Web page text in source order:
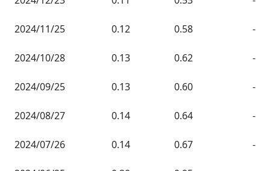
2024/11/25 0.12 0.58 -
2024/10/28 0.13 0.62 -
2024/09/25 0.13 0.60 -
2024/08/27 0.14 0.64 -
2024/07/26 0.14 0.67 -